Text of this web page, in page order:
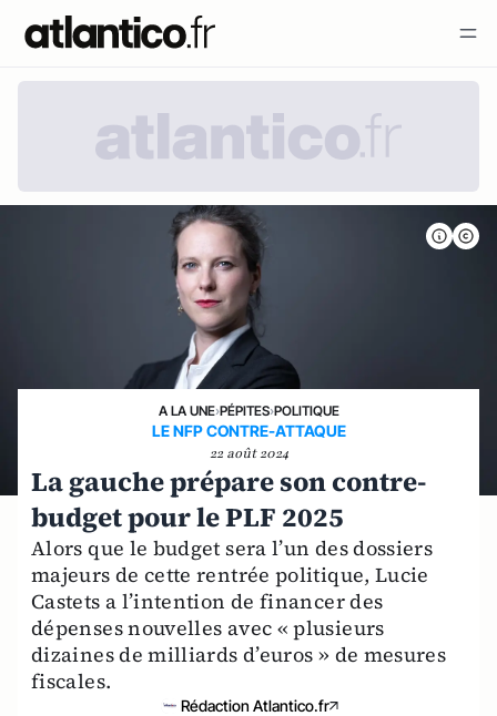
A LA UNE›PÉPITES›POLITIQUE
LE NFP CONTRE-ATTAQUE
22 août 2024
La gauche prépare son contre-
budget pour le PLF 2025
Alors que le budget sera l’un des dossiers
majeurs de cette rentrée politique, Lucie
Castets a l’intention de financer des
dépenses nouvelles avec « plusieurs
dizaines de milliards d’euros » de mesures
fiscales.
Rédaction Atlantico.fr